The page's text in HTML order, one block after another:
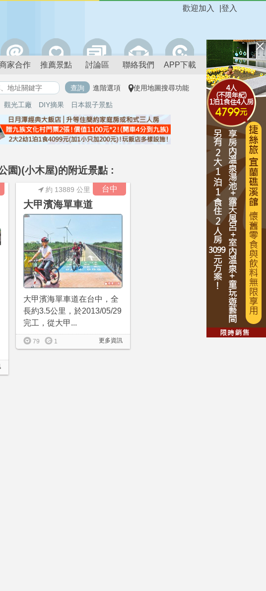
登入
歡迎加入
家合作 推薦景點 討論區 聯絡我們 APP下載
進階選項 使用地圖搜尋功能
觀光工廠 DIY摘果 日本親子景點
園)(小木屋)的附近景點 : 進階搜尋
台中
約 13889 公里
大甲濱海單車道
大甲濱海單車道在台中，全
長約3.5公里，於2013/05/29
完工，從大甲...
更多資訊
79 1